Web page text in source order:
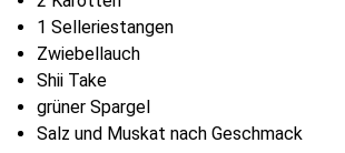
1 Selleriestangen
Zwiebellauch
Shii Take
grüner Spargel
Salz und Muskat nach Geschmack